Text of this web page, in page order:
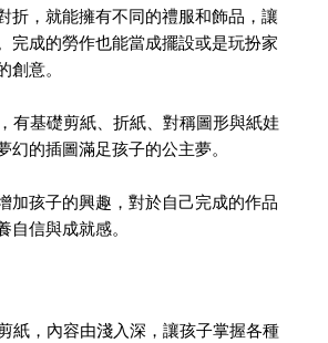
折，就能擁有不同的禮服和飾品，讓
完成的勞作也能當成擺設或是玩扮家
創意。
有基礎剪紙、折紙、對稱圖形與紙娃
幻的插圖滿足孩子的公主夢。
加孩子的興趣，對於自己完成的作品
自信與成就感。
紙，內容由淺入深，讓孩子掌握各種